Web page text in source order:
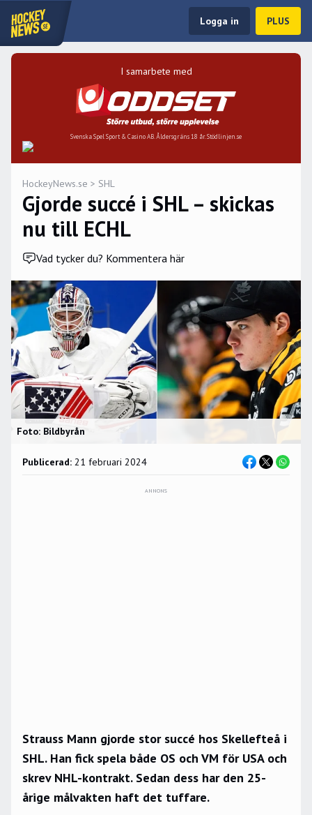
Logga in PLUS
I samarbete med
Svenska Spel Sport & Casino AB. Åldersgräns 18 år. Stödlinjen.se
HockeyNews.se > SHL
Gjorde succé i SHL – skickas
nu till ECHL
Vad tycker du? Kommentera här
Foto: Bildbyrån
Publicerad: 21 februari 2024
ANNONS
Strauss Mann gjorde stor succé hos Skellefteå i
SHL. Han fick spela både OS och VM för USA och
skrev NHL-kontrakt. Sedan dess har den 25-
årige målvakten haft det tuffare.